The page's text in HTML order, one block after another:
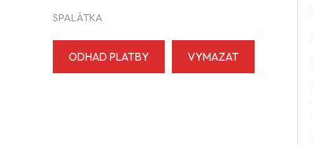
SPALÁTKA
ODHAD PLATBY VYMAZAT